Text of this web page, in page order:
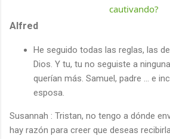
V
i
cautivando?
Alfred
He seguido todas las reglas, las
Dios. Y tu, tu no seguiste a
querían más. Samuel, padre ... e
esposa.
Susannah : Tristan, no tengo a dónde
hay razón para creer que deseas